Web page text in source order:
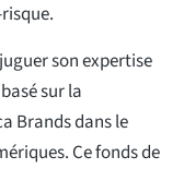
son expertise
sur la
Brands dans le
Ce fonds de